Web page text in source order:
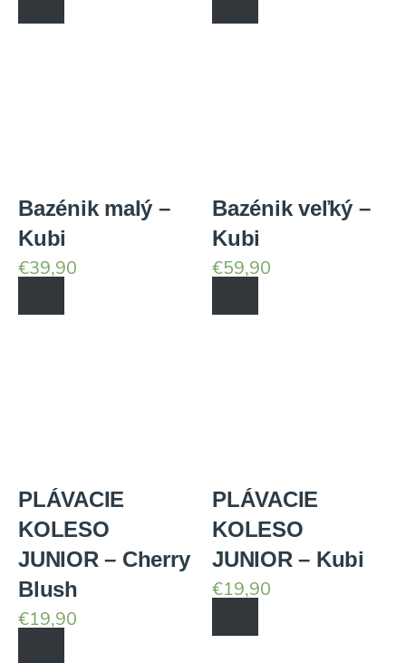
Bazénik malý –
Kubi
€39,90
Bazénik veľký –
Kubi
€59,90
PLÁVACIE
KOLESO
JUNIOR – Cherry
Blush
€19,90
PLÁVACIE
KOLESO
JUNIOR – Kubi
€19,90